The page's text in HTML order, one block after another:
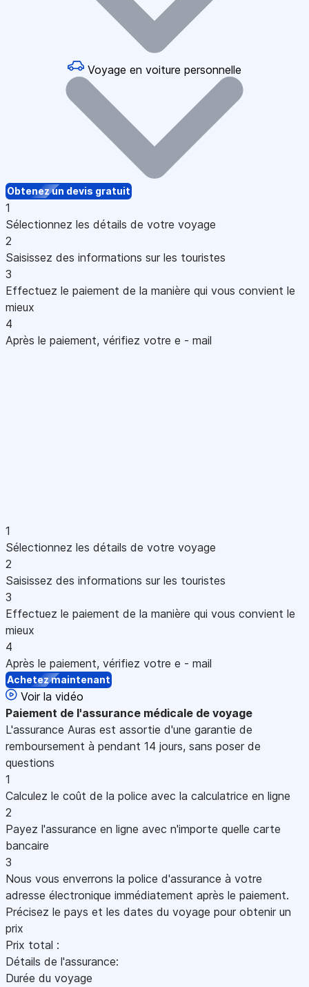
Voyage en voiture personnelle
Obtenez un devis gratuit
1
Sélectionnez les détails de votre voyage
2
Saisissez des informations sur les touristes
3
Effectuez le paiement de la manière qui vous convient le
mieux
4
Après le paiement, vérifiez votre e - mail
1
Sélectionnez les détails de votre voyage
2
Saisissez des informations sur les touristes
3
Effectuez le paiement de la manière qui vous convient le
mieux
4
Après le paiement, vérifiez votre e - mail
Achetez maintenant
Voir la vidéo
Paiement de l'assurance médicale de voyage
L'assurance Auras est assortie d'une garantie de
remboursement à pendant 14 jours, sans poser de
questions
1
Calculez le coût de la police avec la calculatrice en ligne
2
Payez l'assurance en ligne avec n'importe quelle carte
bancaire
3
Nous vous enverrons la police d'assurance à votre
adresse électronique immédiatement après le paiement.
Précisez le pays et les dates du voyage pour obtenir un
prix
Prix total :
Détails de l'assurance:
Durée du voyage